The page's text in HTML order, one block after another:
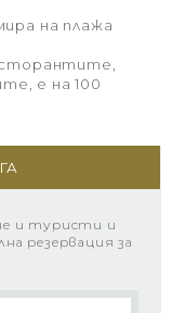
на плажа
е на 100
и туристи и
резервация за